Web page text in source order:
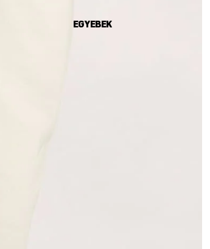
EGYEBEK